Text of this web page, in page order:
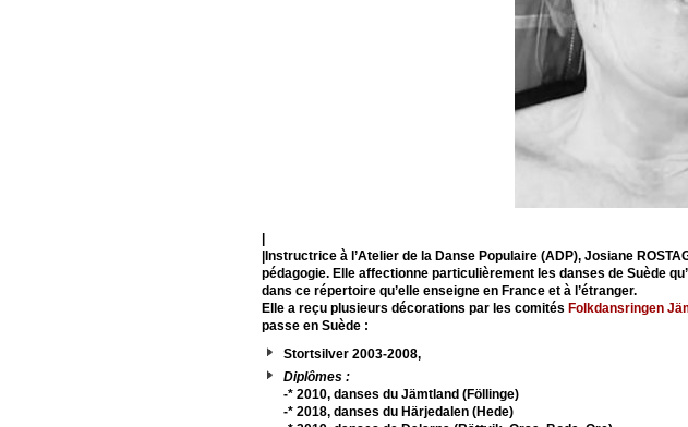
|Instructrice à l’Atelier de la Danse Populaire (ADP), Josiane
pédagogie. Elle affectionne particulièrement les danses de Suède
dans ce répertoire qu’elle enseigne en France et à l’étranger.
Elle a reçu plusieurs décorations par les comités Folkdansringen
passe en Suède :
Stortsilver 2003-2008,
Diplômes :
-* 2010, danses du Jämtland (Föllinge)
-* 2018, danses du Härjedalen (Hede)